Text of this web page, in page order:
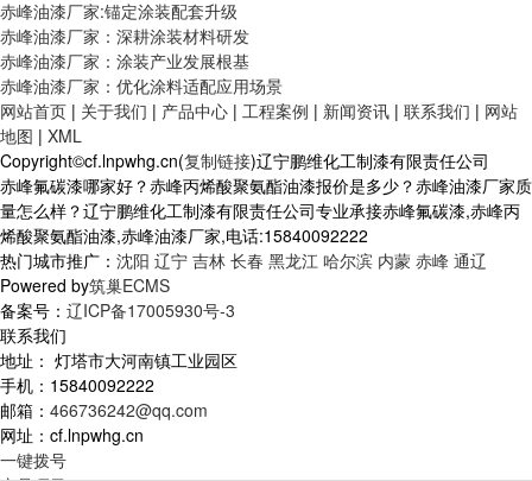
赤峰油漆厂家:锚定涂装配套升级
赤峰油漆厂家：深耕涂装材料研发
赤峰油漆厂家：涂装产业发展根基
赤峰油漆厂家：优化涂料适配应用场景
网站首页 | 关于我们 | 产品中心 | 工程案例 | 新闻资讯 | 联系我们 | 网站
地图 | XML
Copyright©cf.lnpwhg.cn(复制链接)辽宁鹏维化工制漆有限责任公司
赤峰氟碳漆哪家好？赤峰丙烯酸聚氨酯油漆报价是多少？赤峰油漆厂家质
量怎么样？辽宁鹏维化工制漆有限责任公司专业承接赤峰氟碳漆,赤峰丙
烯酸聚氨酯油漆,赤峰油漆厂家,电话:15840092222
热门城市推广： 沈阳 辽宁 吉林 长春 黑龙江 哈尔滨 内蒙 赤峰 通辽
Powered by筑巢ECMS
备案号： 辽ICP备17005930号-3
联系我们
地址： 灯塔市大河南镇工业园区
手机：15840092222
邮箱： 466736242@qq.com
网址：cf.lnpwhg.cn
一键拨号